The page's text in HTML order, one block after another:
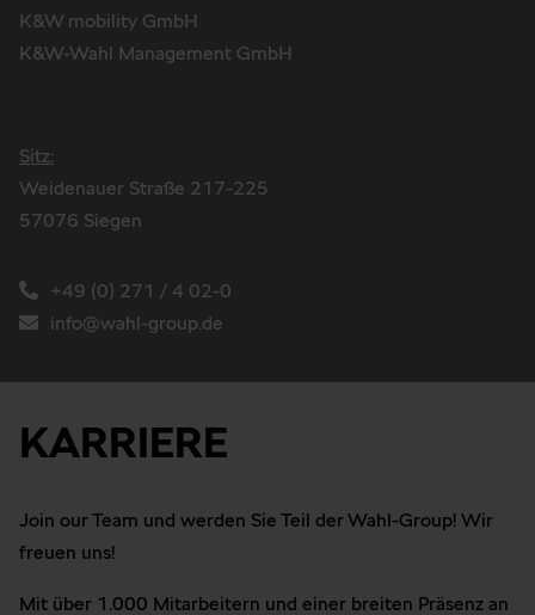
K&W mobility GmbH
K&W-Wahl Management GmbH
Sitz:
Weidenauer Straße 217-225
57076 Siegen
+49 (0) 271 / 4 02-0
info@wahl-group.de
KARRIERE
Join our Team und werden Sie Teil der Wahl-Group! Wir
freuen uns!
Mit über 1.000 Mitarbeitern und einer breiten Präsenz an